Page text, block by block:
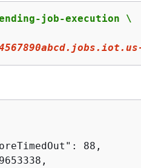
job-execution \
88,